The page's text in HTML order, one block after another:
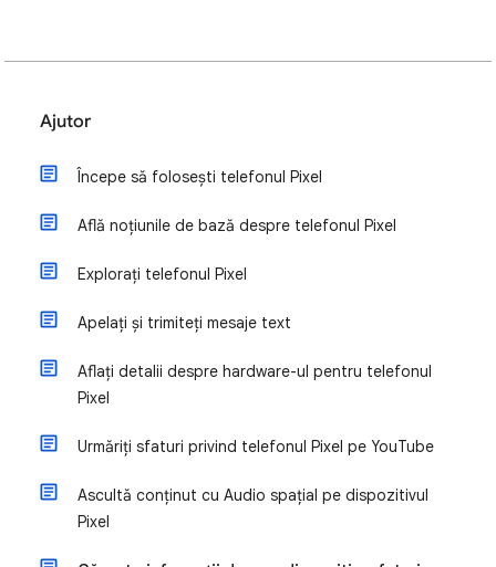
Ajutor
Începe să folosești telefonul Pixel
Află noțiunile de bază despre telefonul Pixel
Explorați telefonul Pixel
Apelați și trimiteți mesaje text
Aflați detalii despre hardware-ul pentru telefonul
Pixel
Urmăriți sfaturi privind telefonul Pixel pe YouTube
Ascultă conținut cu Audio spațial pe dispozitivul
Pixel